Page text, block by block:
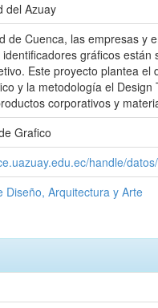
del Azuay
de Cuenca, las empresas y
gráficos
Este proyecto plantea
y la metodología el
corporativos y
Grafico
handle/
Diseño, Arquitectura y Arte